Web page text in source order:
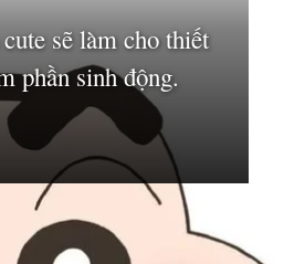
sẽ làm cho thiết
phần sinh động.